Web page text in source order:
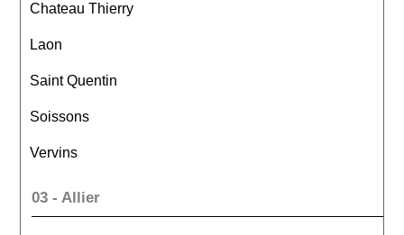
Chateau Thierry
Laon
Saint Quentin
Soissons
Vervins
03 - Allier